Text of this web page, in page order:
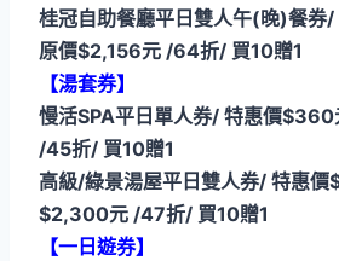
桂冠自助餐廳平日雙人午(晚)餐
原價$2,156元 /64折/ 買10贈1
【湯套券】
慢活SPA平日單人券/ 特惠價
/45折/ 買10贈1
高級/綠景湯屋平日雙人券/ 特惠
$2,300元 /47折/ 買10贈1
【一日遊券】